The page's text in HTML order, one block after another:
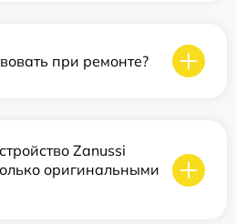
при ремонте?
Zanussi
оригинальными